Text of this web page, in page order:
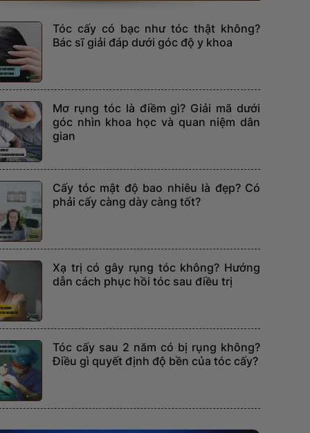
Tóc cấy có bạc như tóc thật không?
Bác sĩ giải đáp dưới góc độ y khoa
Mơ rụng tóc là điềm gì? Giải mã dưới
góc nhìn khoa học và quan niệm dân
gian
Cấy tóc mật độ bao nhiêu là đẹp? Có
phải cấy càng dày càng tốt?
Xạ trị có gây rụng tóc không? Hướng
dẫn cách phục hồi tóc sau điều trị
Tóc cấy sau 2 năm có bị rụng không?
Điều gì quyết định độ bền của tóc cấy?